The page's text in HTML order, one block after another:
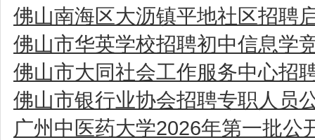
佛山南海区大沥镇平地社区招聘
佛山市华英学校招聘初中信息学
佛山市大同社会工作服务中心招
佛山市银行业协会招聘专职人员
广州中医药大学2026年第一批公